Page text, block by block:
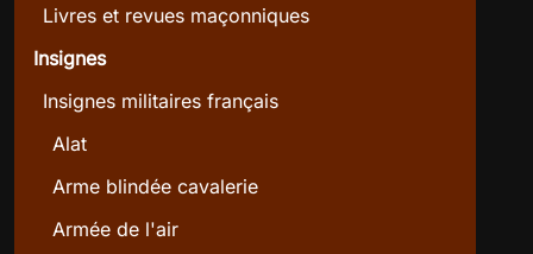
Livres et revues maçonniques
Insignes
Insignes militaires français
Alat
Arme blindée cavalerie
Armée de l'air